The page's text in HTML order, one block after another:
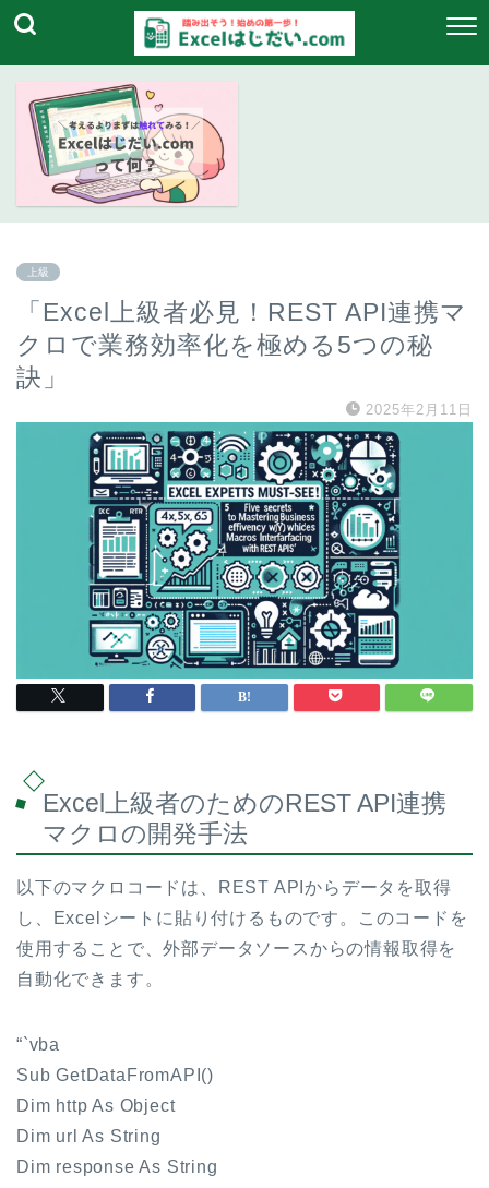
上級
「Excel上級者必見！REST API連携マ
クロで業務効率化を極める5つの秘
訣」
2025年2月11日
Excel上級者のためのREST API連携
マクロの開発手法
以下のマクロコードは、REST APIからデータを取得
し、Excelシートに貼り付けるものです。このコードを
使用することで、外部データソースからの情報取得を
自動化できます。
“`vba
Sub GetDataFromAPI()
Dim http As Object
Dim url As String
Dim response As String